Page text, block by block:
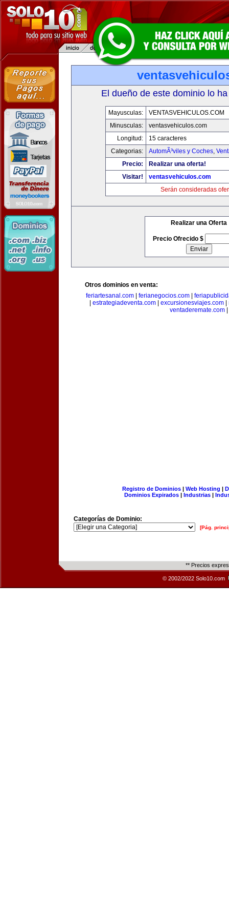
El dueño de este dominio lo
Mayusculas:
VENTASVEHICULOS.COM
Minusculas:
ventasvehiculos.com
Longitud:
15 caracteres
Categorias:
AutomÃ³viles y Coches,
Precio:
Realizar una oferta!
Visitar!
ventasvehiculos.com
Serán consideradas
Realizar una Oferta
Precio Ofrecido $
Otros dominios en venta:
feriartesanal.com
ferianegocios.com
estrategiadeventa.com| excursionesviajes.com|
ventaderemate.com
Registro de Dominios| Web Hosting |
Dominios Expirados | Industrias |
Categorías de Dominio:
[Pág.
** Precios
© 2002/2022 Solo10.com